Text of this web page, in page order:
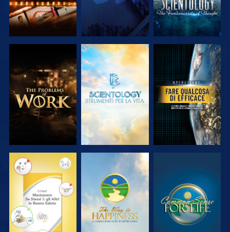
ESPLORA LE
SERIE
ESPLORA LE
SERIE
GUARDA
GUARDA GUARDA GUARDA